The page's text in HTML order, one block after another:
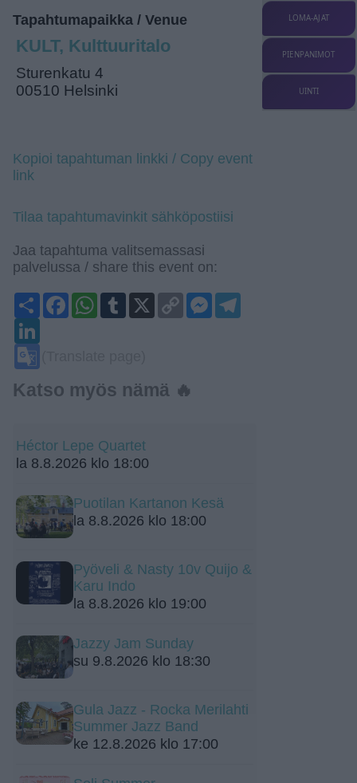
Tapahtumapaikka / Venue
KULT, Kulttuuritalo
Sturenkatu 4
00510 Helsinki
Kopioi tapahtuman linkki / Copy event
link
Tilaa tapahtumavinkit sähköpostiisi
Jaa tapahtuma valitsemassasi
palvelussa / share this event on:
ShareFacebook
WhatsApp
Tumblr
Copy
Link
Messenger
Katso myös nämä 🔥
Héctor Lepe Quartet
la 8.8.2026 klo 18:00
Puotilan Kartanon Kesä
la 8.8.2026 klo 18:00
Pyöveli & Nasty 10v Quijo &
Karu Indo
la 8.8.2026 klo 19:00
Jazzy Jam Sunday
su 9.8.2026 klo 18:30
Gula Jazz - Rocka Merilahti
Summer Jazz Band
ke 12.8.2026 klo 17:00
LOMA-AJAT
PIENPANIMOT
UINTI